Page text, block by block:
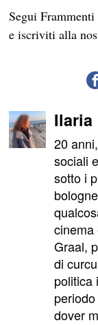
Segui
e iscriviti alla
Ilaria
20
sociali
sotto i
cinema
Graal,
di
politica
dover